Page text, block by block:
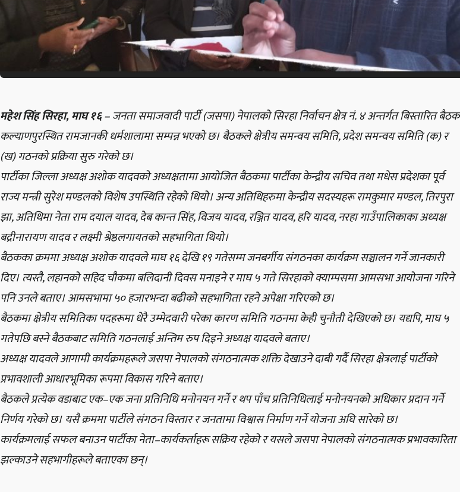
महेश सिंह सिरहा, माघ १६ –जनता समाजवादी पार्टी (जसपा) नेपालको सिरहा निर्वाचन क्षेत्र नं. ४ अन्तर्गत बिस्तारित बैठक
कल्याणपुरस्थित रामजानकी धर्मशालामा सम्पन्न भएको छ। बैठकले क्षेत्रीय समन्वय समिति, प्रदेश समन्वय समिति (क) र
(ख) गठनको प्रक्रिया सुरु गरेको छ।
पार्टीका जिल्ला अध्यक्ष अशोक यादवको अध्यक्षतामा आयोजित बैठकमा पार्टीका केन्द्रीय सचिव तथा मधेस प्रदेशका पूर्व
राज्य मन्त्री सुरेश मण्डलको विशेष उपस्थिति रहेको थियो। अन्य अतिथिहरुमा केन्द्रीय सदस्यहरू रामकुमार मण्डल, तिरपुरा
झा, अतिथिमा नेता राम दयाल यादव, देब कान्त सिंह, विजय यादव, रञ्जित यादव, हरि यादव, नरहा गाउँपालिकाका अध्यक्ष
बद्रीनारायण यादव र लक्ष्मी श्रेष्ठलगायतको सहभागिता थियो।
बैठकका क्रममा अध्यक्ष अशोक यादवले माघ १६ देखि १९ गतेसम्म जनबर्गीय संगठनका कार्यक्रम सञ्चालन गर्ने जानकारी
दिए। त्यस्तै, लहानको सहिद चौकमा बलिदानी दिवस मनाइने र माघ ५ गते सिरहाको क्याम्पसमा आमसभा आयोजना गरिने
पनि उनले बताए। आमसभामा ५० हजारभन्दा बढीको सहभागिता रहने अपेक्षा गरिएको छ।
बैठकमा क्षेत्रीय समितिका पदहरूमा धेरै उम्मेदवारी परेका कारण समिति गठनमा केही चुनौती देखिएको छ। यद्यपि, माघ ५
गतेपछि बस्ने बैठकबाट समिति गठनलाई अन्तिम रुप दिइने अध्यक्ष यादवले बताए।
अध्यक्ष यादवले आगामी कार्यक्रमहरूले जसपा नेपालको संगठनात्मक शक्ति देखाउने दाबी गर्दै सिरहा क्षेत्रलाई पार्टीको
प्रभावशाली आधारभूमिका रूपमा विकास गरिने बताए।
बैठकले प्रत्येक वडाबाट एक–एक जना प्रतिनिधि मनोनयन गर्ने र थप पाँच प्रतिनिधिलाई मनोनयनको अधिकार प्रदान गर्ने
निर्णय गरेको छ। यसै क्रममा पार्टीले संगठन विस्तार र जनतामा विश्वास निर्माण गर्ने योजना अघि सारेको छ।
कार्यक्रमलाई सफल बनाउन पार्टीका नेता–कार्यकर्ताहरू सक्रिय रहेको र यसले जसपा नेपालको संगठनात्मक प्रभावकारिता
झल्काउने सहभागीहरूले बताएका छन्।